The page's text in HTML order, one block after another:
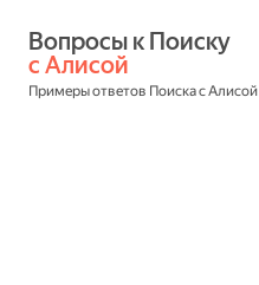
с Алисой
Примеры ответов Поиска с Алисой